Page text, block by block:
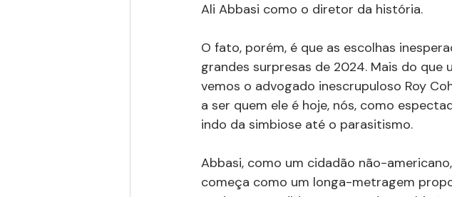
Ali Abbasi como o diretor da história.
O fato, porém, é que as escolhas
grandes surpresas de 2024. Mais do que
vemos o advogado inescrupuloso Roy
a ser quem ele é hoje, nós, como
indo da simbiose até o parasitismo.
Abbasi, como um cidadão não-
começa como um longa-metragem